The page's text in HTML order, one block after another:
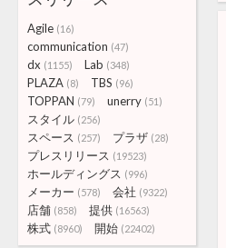
Agile (16)
communication (47)
dx (1155) Lab (348)
PLAZA (8) TBS (96)
TOPPAN (79) unerry (51)
スタイル (256)
スペース (257) プラザ (28)
プレスリリース (19523)
ホールディングス (996)
メーカー (578) 会社 (9322)
店舗 (858) 提供 (16563)
株式 (8960) 開始 (22402)